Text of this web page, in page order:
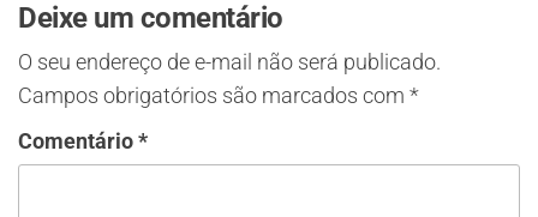
Deixe um comentário
O seu endereço de e-mail não será publicado.
Campos obrigatórios são marcados com *
Comentário*